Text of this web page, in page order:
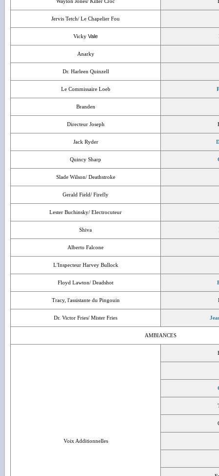
Jervis Tetch/ Le Chapelier Fou
Vicky Vale
Anarky
Dr. Harleen Quinzell
Le Commissaire Loeb
Branden
Directeur Joseph
Jack Ryder
Quincy Sharp
Slade Wilson/ Deathstroke
Gerald Field/ Firefly
Lester Buchinsky/ Electrocuteur
Shiva
Alberto Falcone
L'Inspecteur Harvey Bullock
Floyd Lawton/ Deadshot
Tracy, l'assistante du Pingouin
Dr. Victor Fries/ Mister Fries
AMBIANCES
Voix Additionnelles